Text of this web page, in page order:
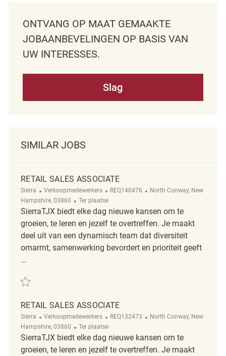
ONTVANG OP MAAT GEMAAKTE
JOBAANBEVELINGEN OP BASIS VAN
UW INTERESSES.
Slag
SIMILAR JOBS
RETAIL SALES ASSOCIATE
Sierra Categorie
Verkoopmedewerkers ReqId
REQ140476 Plaats
North Conway, New
Hampshire, 03860
Afgelegen
Ter plaatse
SierraTJX biedt elke dag nieuwe kansen om te
groeien, te leren en jezelf te overtreffen. Je maakt
deel uit van een dynamisch team dat diversiteit
omarmt, samenwerking bevordert en prioriteit geeft
...
Redden Retail Sales Associate REQ140476
RETAIL SALES ASSOCIATE
Sierra Categorie
Verkoopmedewerkers ReqId
REQ132473 Plaats
North Conway, New
Hampshire, 03860
Afgelegen
Ter plaatse
SierraTJX biedt elke dag nieuwe kansen om te
groeien, te leren en jezelf te overtreffen. Je maakt